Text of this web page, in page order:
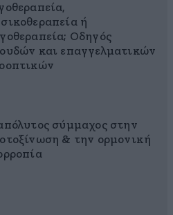
ή
Οδηγός
και επαγγελματικών
σύμμαχος στην
& την ορμονική